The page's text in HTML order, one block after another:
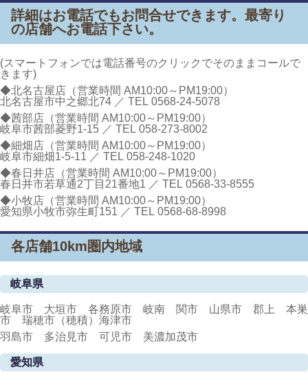
詳細はお電話でもお問合せできます。最寄り
の店舗へお電話下さい。
(スマートフォンでは電話番号のクリックでそのままコールで
きます)
◆北名古屋店（営業時間 AM10:00～PM19:00）
北名古屋市中之郷北74 ／ TEL 0568-24-5078
◆茜部店（営業時間 AM10:00～PM19:00）
岐阜市茜部菱野1-15 ／ TEL 058-273-8002
◆細畑店（営業時間 AM10:00～PM19:00）
岐阜市細畑1-5-11 ／ TEL 058-248-1020
◆春日井店（営業時間 AM10:00～PM19:00）
春日井市若草通2丁目21番地1 ／ TEL 0568-33-8555
◆小牧店（営業時間 AM10:00～PM19:00）
愛知県小牧市弥生町151 ／ TEL 0568-68-8998
各店舗10km圏内地域
岐阜県
岐阜市 大垣市 各務原市 岐南 関市 山県市 郡上 本巣
市 瑞穂市（穂積）海津市
羽島市 多治見市 可児市 美濃加茂市
愛知県